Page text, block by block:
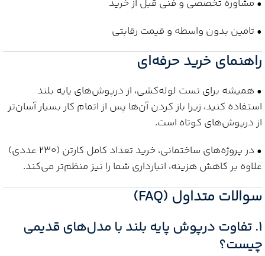
• مشاوره تخصصی و فنی قبل از خرید
• تامین بدون واسطه و قیمت رقابتی
راهنمای خرید حرفه‌ای
• همیشه برای تست لوله‌کشی، از درپوش‌های پایه بلند
استفاده کنید، زیرا باز کردن آن‌ها پس از اتمام کار بسیار آسان‌تر
از درپوش‌های کوتاه است.
• در پروژه‌های ساختمانی، خرید تعداد کامل کارتن (230 عددی)
علاوه بر کاهش هزینه، انبارداری شما را نیز منظم‌تر می‌کند.
سوالات متداول (FAQ)
1. تفاوت درپوش پایه بلند با مدل‌های قدیمی
چیست؟